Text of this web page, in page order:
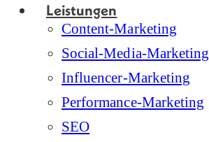
Leistungen
Content-Marketing
Social-Media-Marketing
Influencer-Marketing
Performance-Marketing
SEO